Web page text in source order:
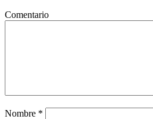
Nombre *